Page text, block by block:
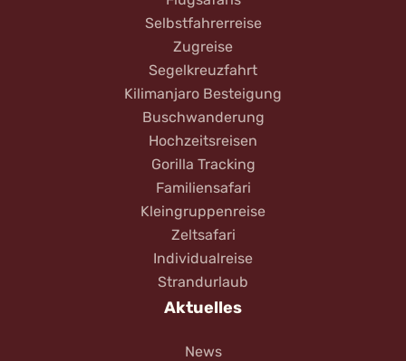
Selbstfahrerreise
Zugreise
Segelkreuzfahrt
Kilimanjaro Besteigung
Buschwanderung
Hochzeitsreisen
Gorilla Tracking
Familiensafari
Kleingruppenreise
Zeltsafari
Individualreise
Strandurlaub
Aktuelles
News